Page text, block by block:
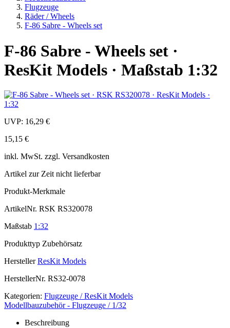
Flugzeuge
Räder / Wheels
F-86 Sabre - Wheels set
F-86 Sabre - Wheels set ·
ResKit Models · Maßstab 1:32
UVP: 16,29 €
15,15 €
inkl. MwSt. zzgl. Versandkosten
Artikel zur Zeit nicht lieferbar
Produkt-Merkmale
ArtikelNr. RSK RS320078
Maßstab 1:32
Produkttyp Zubehörsatz
Hersteller ResKit Models
HerstellerNr. RS32-0078
Kategorien: Flugzeuge / ResKit Models
Modellbauzubehör - Flugzeuge / 1/32
Beschreibung